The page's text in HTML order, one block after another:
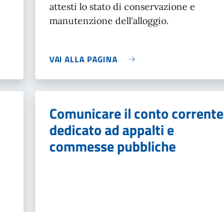
attesti lo stato di conservazione e
manutenzione dell'alloggio.
VAI ALLA PAGINA
Comunicare il conto corrente
dedicato ad appalti e
commesse pubbliche